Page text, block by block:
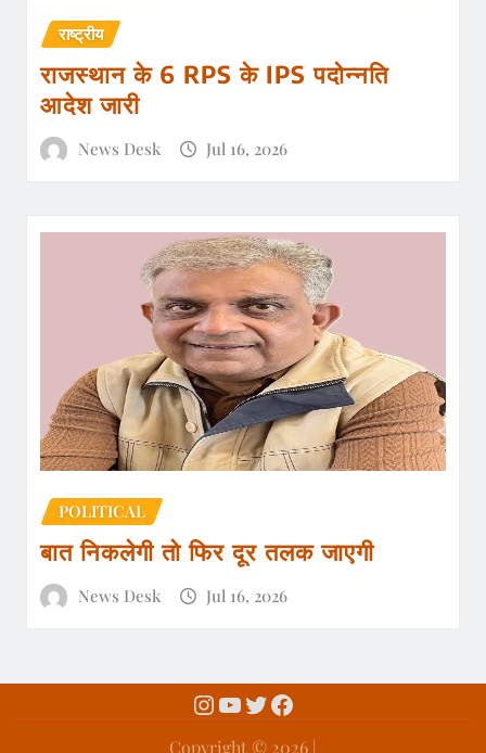
राष्ट्रीय
राजस्थान के 6 RPS के IPS पदोन्नति
आदेश जारी
News Desk Jul 16, 2026
POLITICAL
बात निकलेगी तो फिर दूर तलक जाएगी
News Desk Jul 16, 2026
Copyright ©️ 2026 |